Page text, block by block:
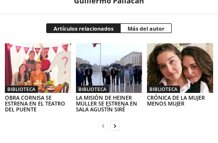
Artículos relacionados Más del autor
BIBLIOTECA
OBRA CORNISA SE
ESTRENA EN EL TEATRO
DEL PUENTE
BIBLIOTECA
LA MISIÓN DE HEINER
MÜLLER SE ESTRENA EN
SALA AGUSTÍN SIRÉ
BIBLIOTECA
CRÓNICA DE LA MUJER
MENOS MUJER